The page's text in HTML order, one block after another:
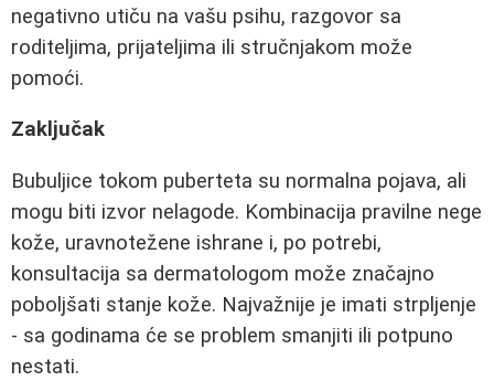
negativno utiču na vašu psihu, razgovor sa
roditeljima, prijateljima ili stručnjakom može
pomoći.
Zaključak
Bubuljice tokom puberteta su normalna pojava, ali
mogu biti izvor nelagode. Kombinacija pravilne nege
kože, uravnotežene ishrane i, po potrebi,
konsultacija sa dermatologom može značajno
poboljšati stanje kože. Najvažnije je imati strpljenje
- sa godinama će se problem smanjiti ili potpuno
nestati.